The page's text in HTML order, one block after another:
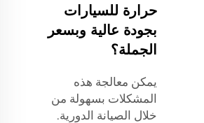
حرارة للسيارات
بجودة عالية وبسعر
الجملة؟
يمكن معالجة هذه
المشكلات بسهولة من
خلال الصيانة الدورية.